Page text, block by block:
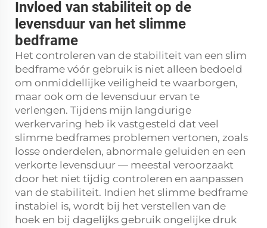
Invloed van stabiliteit op de
levensduur van het slimme
bedframe
Het controleren van de stabiliteit van een slim
bedframe vóór gebruik is niet alleen bedoeld
om onmiddellijke veiligheid te waarborgen,
maar ook om de levensduur ervan te
verlengen. Tijdens mijn langdurige
werkervaring heb ik vastgesteld dat veel
slimme bedframes problemen vertonen, zoals
losse onderdelen, abnormale geluiden en een
verkorte levensduur — meestal veroorzaakt
door het niet tijdig controleren en aanpassen
van de stabiliteit. Indien het slimme bedframe
instabiel is, wordt bij het verstellen van de
hoek en bij dagelijks gebruik ongelijke druk